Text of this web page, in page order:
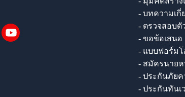
- บทความเกี่
- ตรวจสอบ
- ขอข้อเสนอ
- แบบฟอร์ม
- สมัครนาย
- ประกันภัยค
- ประกันทันเ